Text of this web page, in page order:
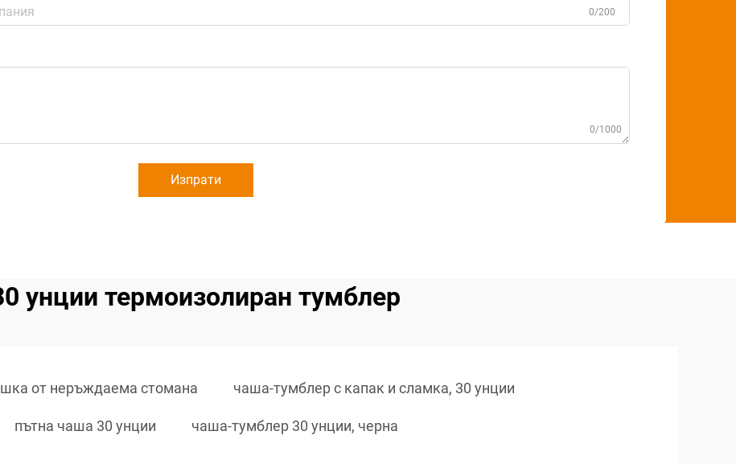
0/200
0/1000
Изпрати
унции термоизолиран тумблер
от неръждаема стомана чаша-тумблер с капак и сламка, 30 унции
пътна чаша 30 унции чаша-тумблер 30 унции, черна